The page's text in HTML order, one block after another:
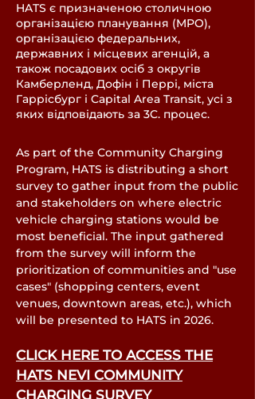
HATS є призначеною столичною
організацією планування (MPO),
організацією федеральних,
державних і місцевих агенцій, а
також посадових осіб з округів
Камберленд, Дофін і Перрі, міста
Гаррісбург і Capital Area Transit, усі з
яких відповідають за 3C. процес.
As part of the Community Charging
Program, HATS is distributing a short
survey to gather input from the public
and stakeholders on where electric
vehicle charging stations would be
most beneficial. The input gathered
from the survey will inform the
prioritization of communities and "use
cases" (shopping centers, event
venues, downtown areas, etc.), which
will be presented to HATS in 2026.
CLICK HERE TO ACCESS THE
HATS NEVI COMMUNITY
CHARGING SURVEY